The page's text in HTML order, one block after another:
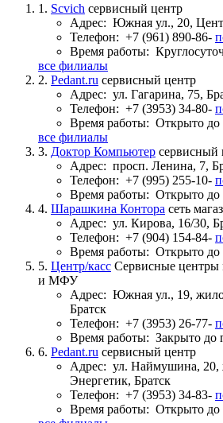
1. Scvich сервисный центр
Адрес: Южная ул., 20,
Телефон: +7 (961) 890-86-
Время работы:
все филиалы
2. Pedant.ru сервисный центр
Адрес: ул. Гагарина, 75,
Телефон: +7 (3953) 34-80-
Время работы: Открыто до
все филиалы
3. Доктор Компьютер сервисный
Адрес: просп. Ленина, 7,
Телефон: +7 (995) 255-10-
Время работы: Открыто до
4. Шарашкина Контора сеть
Адрес: ул. Кирова, 16/30,
Телефон: +7 (904) 154-84-
Время работы: Открыто до
5. Центр/касс Сервисные центры
и МФУ
Адрес: Южная ул., 19,
Братск
Телефон: +7 (3953) 26-77-
Время работы: Закрыто до
6. Pedant.ru сервисный центр
Адрес: ул. Наймушина, 20,
Энергетик, Братск
Телефон: +7 (3953) 34-83-
Время работы: Открыто до